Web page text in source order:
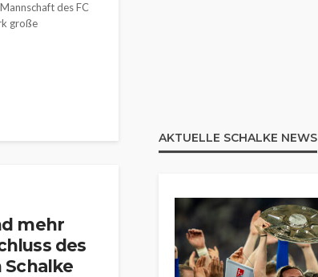
des FC
große
mehr
des
Schalke
AKTUELLE SCHALKE NEWS